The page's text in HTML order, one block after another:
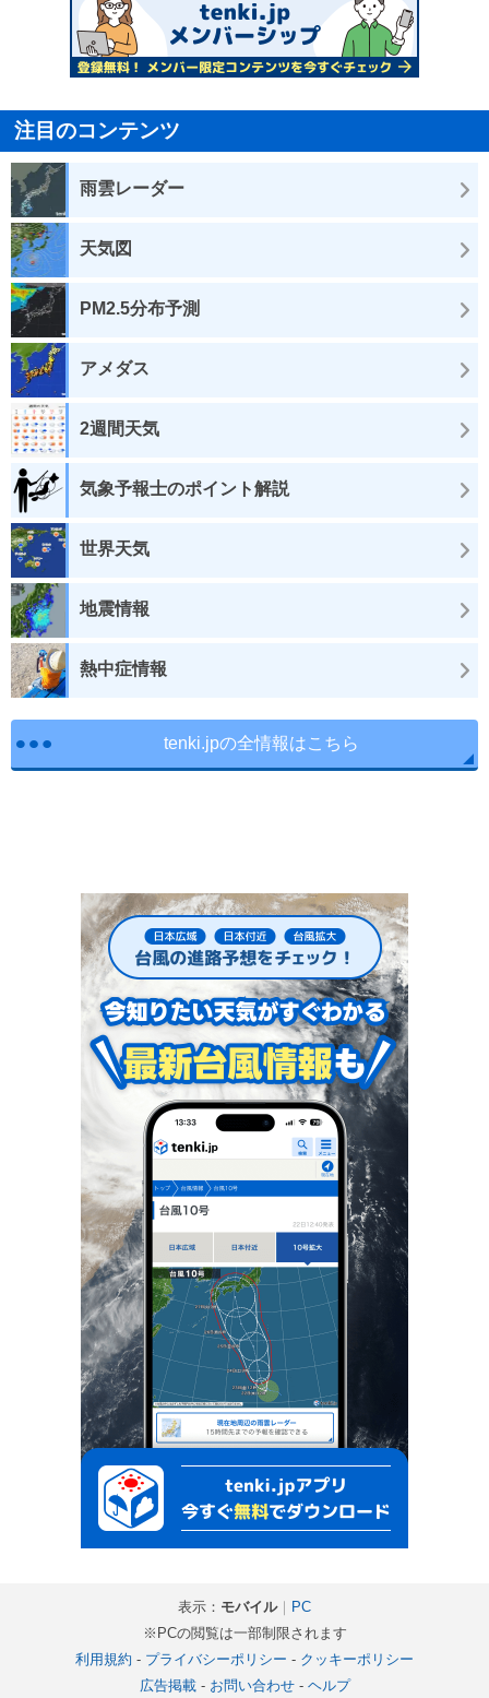
注目のコンテンツ
雨雲レーダー
天気図
PM2.5分布予測
アメダス
2週間天気
気象予報士のポイント解説
世界天気
地震情報
熱中症情報
tenki.jpの全情報はこちら
表示： モバイル｜ PC
※PCの閲覧は一部制限されます
利用規約 - プライバシーポリシー - クッキーポリシー
広告掲載- お問い合わせ- ヘルプ